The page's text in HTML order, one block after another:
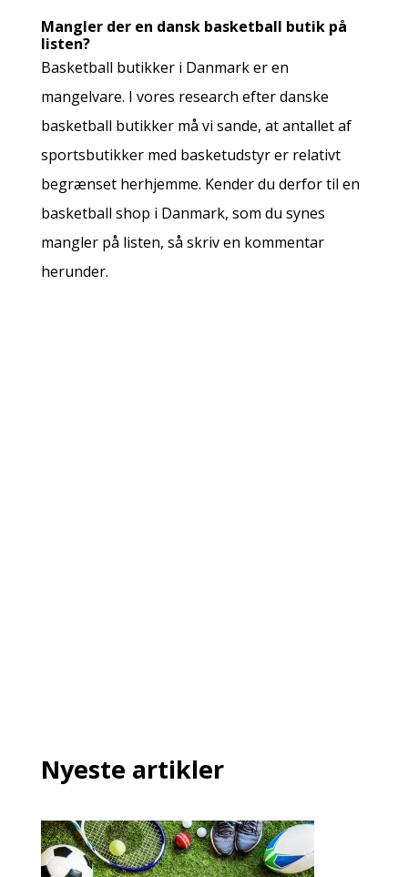
Mangler der en dansk basketball butik på
listen?
Basketball butikker i Danmark er en
mangelvare. I vores research efter danske
basketball butikker må vi sande, at antallet af
sportsbutikker med basketudstyr er relativt
begrænset herhjemme. Kender du derfor til en
basketball shop i Danmark, som du synes
mangler på listen, så skriv en kommentar
herunder.
Nyeste artikler